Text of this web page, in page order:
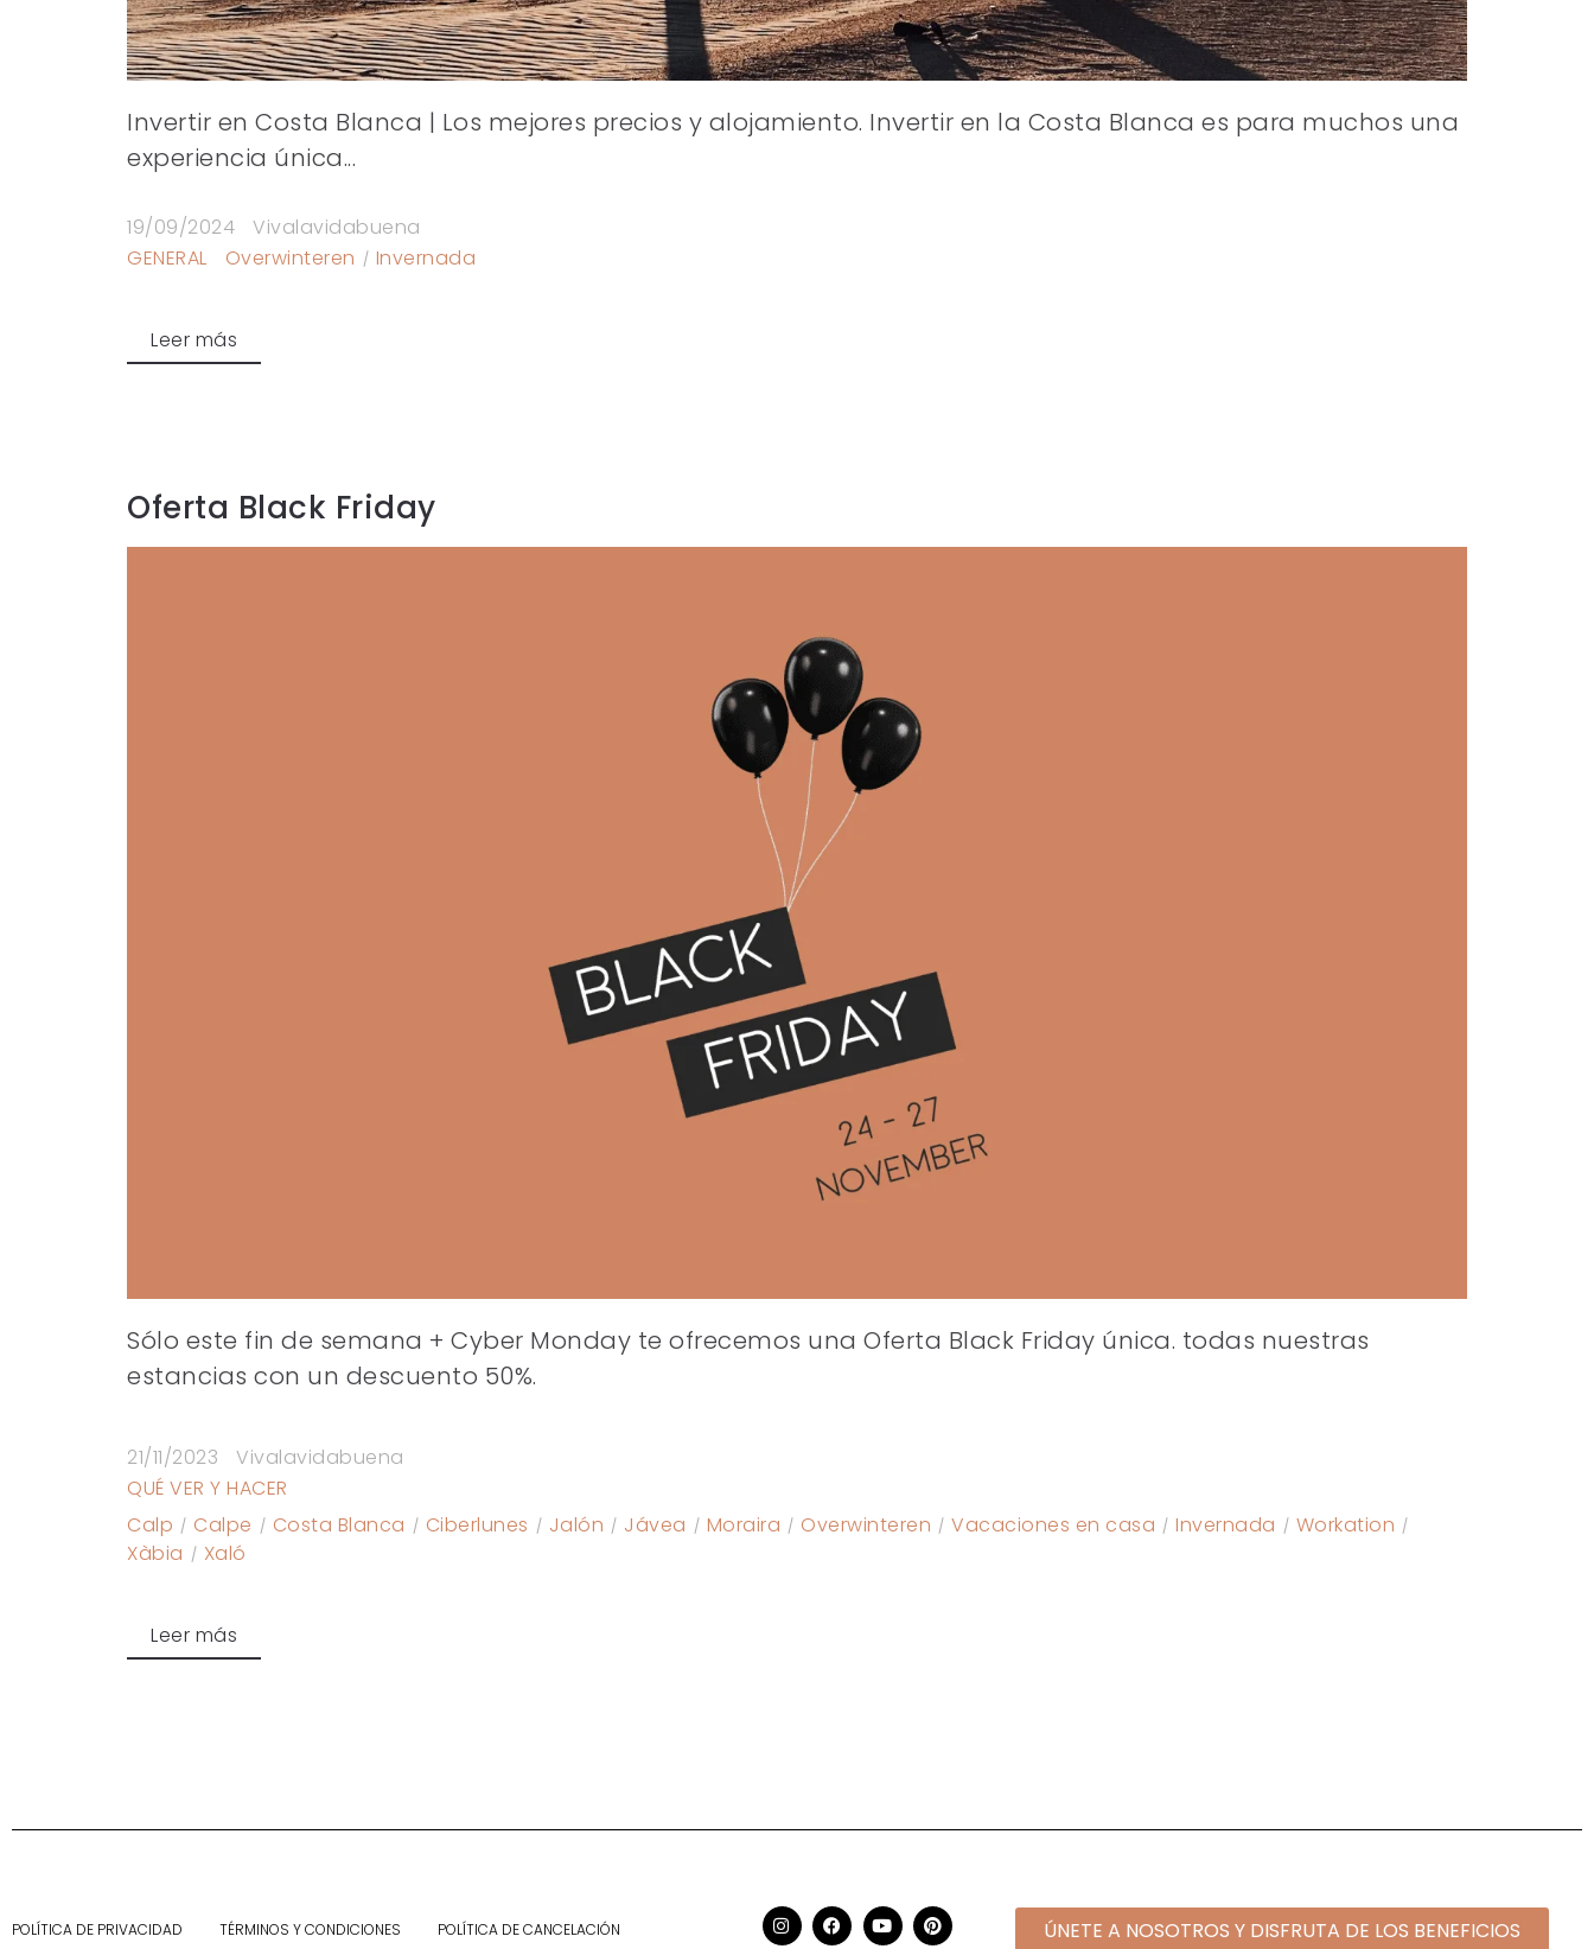
Invertir en Costa Blanca | Los mejores precios y alojamiento. Invertir en la Costa Blanca es para muchos una
experiencia única...
19/09/2024
Vivalavidabuena
GENERAL
Overwinteren Invernada
Leer más
Oferta Black Friday
Sólo este fin de semana + Cyber Monday te ofrecemos una Oferta Black Friday única. todas nuestras
estancias con un descuento 50%.
21/11/2023
Vivalavidabuena
QUÉ VER Y HACER
Calp
Calpe Costa Blanca Ciberlunes Jalón Jávea Moraira Overwinteren Vacaciones en casa Invernada
Workation
Xàbia
Xaló
Leer más
POLÍTICA DE PRIVACIDAD TÉRMINOS Y CONDICIONES POLÍTICA DE CANCELACIÓN ÚNETE A NOSOTROS Y DISFRUTA DE LOS BENEFICIOS